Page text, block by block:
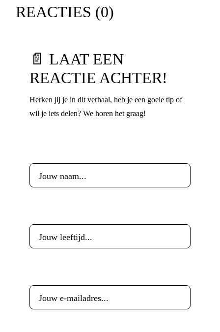
REACTIES (0)
📄 LAAT EEN
REACTIE ACHTER!
Herken jij je in dit verhaal, heb je een goeie tip of
wil je iets delen? We horen het graag!